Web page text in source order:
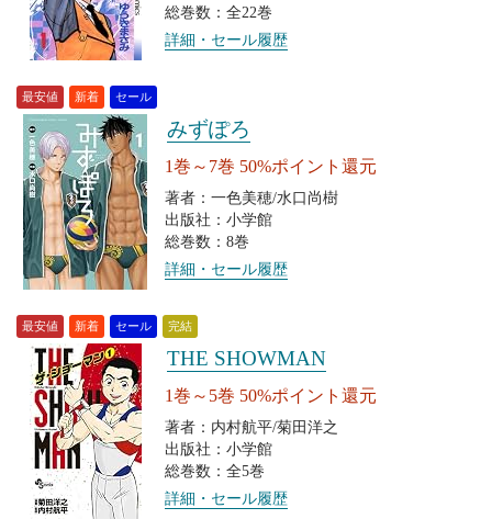
総巻数：全22巻
詳細・セール履歴
最安値 新着 セール
みずぽろ
1巻～7巻 50%ポイント還元
著者：一色美穂/水口尚樹
出版社：小学館
総巻数：8巻
詳細・セール履歴
最安値 新着 セール 完結
THE SHOWMAN
1巻～5巻 50%ポイント還元
著者：内村航平/菊田洋之
出版社：小学館
総巻数：全5巻
詳細・セール履歴